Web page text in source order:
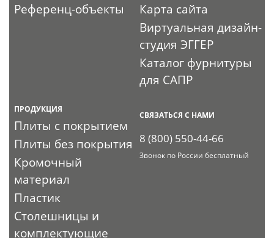
Референц-объекты
Карта сайта
Виртуальная дизайн-
студия ЭГГЕР
Каталог фурнитуры
для САПР
ПРОДУКЦИЯ
Плиты с покрытием
Плиты без покрытия
Кромочный
материал
Пластик
Столешницы и
комплектующие
СВЯЗАТЬСЯ С НАМИ
8 (800) 550-44-66
Звонок по России бесплатный